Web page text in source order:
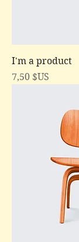
I'm a product
Prix
7,50 $US